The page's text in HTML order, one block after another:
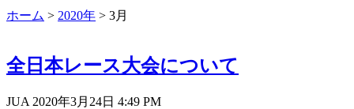
ホーム > 2020年 > 3月
全日本レース大会について
JUA 2020年3月24日 4:49 PM